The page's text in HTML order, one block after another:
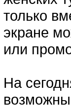
только
экране
или
На